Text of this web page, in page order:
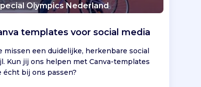
Olympics Nederland
templates voor social media
missen een duidelijke, herkenbare social
Kun jij ons helpen met Canva-templates
écht bij ons passen?